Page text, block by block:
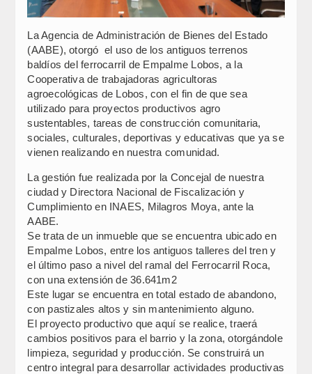
La Agencia de Administración de Bienes del Estado
(AABE), otorgó el uso de los antiguos terrenos
baldíos del ferrocarril de Empalme Lobos, a la
Cooperativa de trabajadoras agricultoras
agroecológicas de Lobos, con el fin de que sea
utilizado para proyectos productivos agro
sustentables, tareas de construcción comunitaria,
sociales, culturales, deportivas y educativas que ya se
vienen realizando en nuestra comunidad.
La gestión fue realizada por la Concejal de nuestra
ciudad y Directora Nacional de Fiscalización y
Cumplimiento en INAES, Milagros Moya, ante la
AABE.
Se trata de un inmueble que se encuentra ubicado en
Empalme Lobos, entre los antiguos talleres del tren y
el último paso a nivel del ramal del Ferrocarril Roca,
con una extensión de 36.641m2
Este lugar se encuentra en total estado de abandono,
con pastizales altos y sin mantenimiento alguno.
El proyecto productivo que aquí se realice, traerá
cambios positivos para el barrio y la zona, otorgándole
limpieza, seguridad y producción. Se construirá un
centro integral para desarrollar actividades productivas